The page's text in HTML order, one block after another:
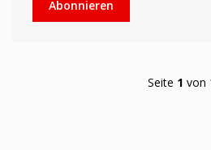
Abonnieren
Seite 1 von